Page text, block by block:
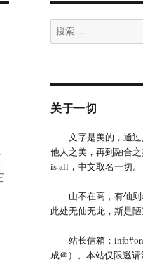
搜
索：
关于一切
文字是美的，通过
他人之美，再到融合
is all，中文取名一切。
山不在高，有仙则
此处无仙无龙，斯是陋
站长信箱：
成@）。本站仅限邀请